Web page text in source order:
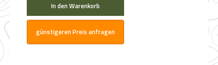
In den Warenkorb
günstigeren Preis anfragen